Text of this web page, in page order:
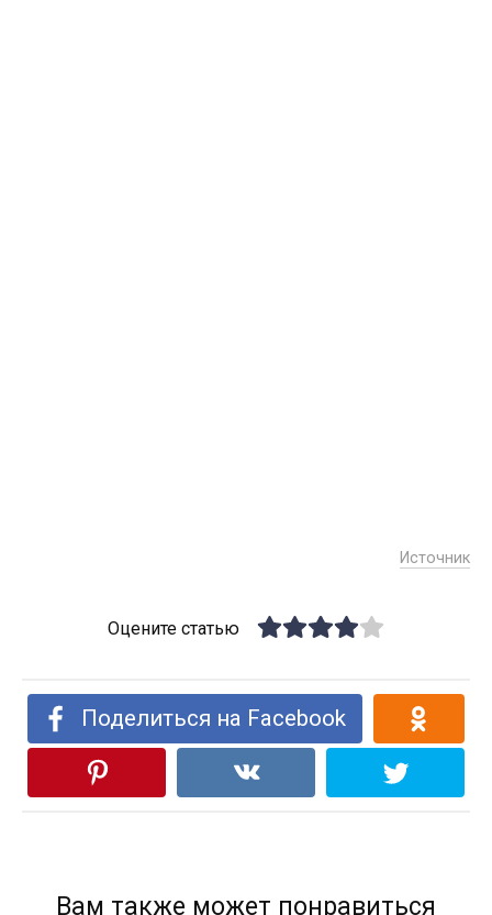
Источник
Оцените статью
Поделиться на Facebook
Вам также может понравиться